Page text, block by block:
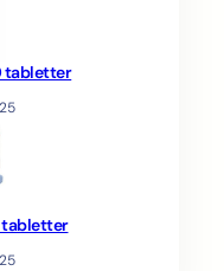
tabletter
tabletter